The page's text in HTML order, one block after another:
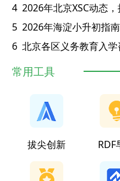
4 2026年北京XSC动态
5
6
常用工具
拔尖创新 RDF